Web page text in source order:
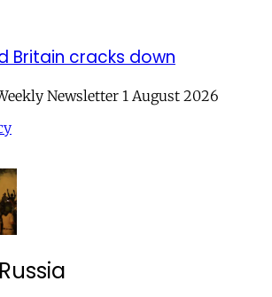
Britain cracks down
Newsletter 1 August 2026